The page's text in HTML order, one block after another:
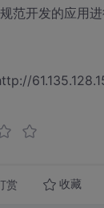
范开发的应用
赏 收藏